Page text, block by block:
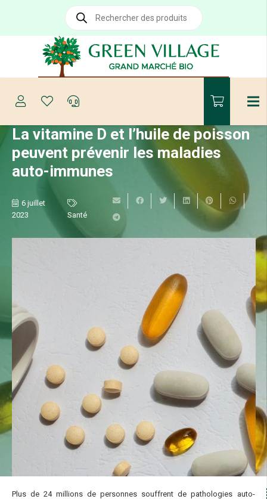
Recherche
produits
La vitamine D et l’huile de poisson
peuvent prévenir les maladies
auto-immunes
6 juillet
2023
Santé
Plus de 24 millions de personnes souffrent de pathologies auto-